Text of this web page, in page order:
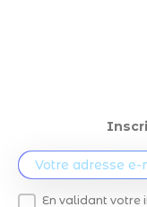
En validant votre